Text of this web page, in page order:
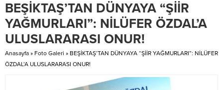
BEŞİKTAŞ’TAN DÜNYAYA “ŞİİR
YAĞMURLARI”: NİLÜFER ÖZDAL’A
ULUSLARARASI ONUR!
Anasayfa » Foto Galeri » BEŞİKTAŞ’TAN DÜNYAYA “ŞİİR YAĞMURLARI”: NİLÜFER
ÖZDAL’A ULUSLARARASI ONUR!